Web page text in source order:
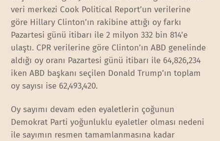
veri merkezi Cook Political Report’un verilerine
göre Hillary Clinton’ın rakibine attığı oy farkı
Pazartesi günü itibarı ile 2 milyon 332 bin 814’e
ulaştı. CPR verilerine göre Clinton’ın ABD genelinde
aldığı oy oranı Pazartesi günü itibarı ile 64,826,234
iken ABD başkanı seçilen Donald Trump’ın toplam
oy sayısı ise 62,493,420.
Oy sayımı devam eden eyaletlerin çoğunun
Demokrat Parti yoğunluklu eyaletler olması nedeni
ile sayımın resmen tamamlanmasına kadar